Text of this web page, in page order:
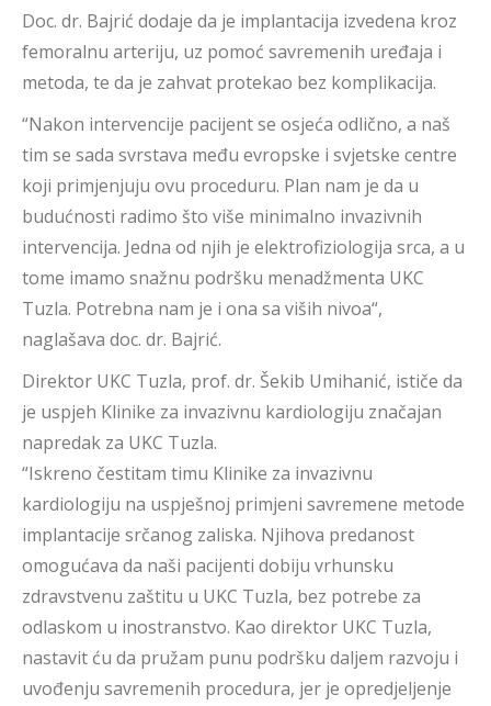
Doc. dr. Bajrić dodaje da je implantacija izvedena kroz
femoralnu arteriju, uz pomoć savremenih uređaja i
metoda, te da je zahvat protekao bez komplikacija.
“Nakon intervencije pacijent se osjeća odlično, a naš
tim se sada svrstava među evropske i svjetske centre
koji primjenjuju ovu proceduru. Plan nam je da u
budućnosti radimo što više minimalno invazivnih
intervencija. Jedna od njih je elektrofiziologija srca, a u
tome imamo snažnu podršku menadžmenta UKC
Tuzla. Potrebna nam je i ona sa viših nivoa“,
naglašava doc. dr. Bajrić.
Direktor UKC Tuzla, prof. dr. Šekib Umihanić, ističe da
je uspjeh Klinike za invazivnu kardiologiju značajan
napredak za UKC Tuzla.
“Iskreno čestitam timu Klinike za invazivnu
kardiologiju na uspješnoj primjeni savremene metode
implantacije srčanog zaliska. Njihova predanost
omogućava da naši pacijenti dobiju vrhunsku
zdravstvenu zaštitu u UKC Tuzla, bez potrebe za
odlaskom u inostranstvo. Kao direktor UKC Tuzla,
nastavit ću da pružam punu podršku daljem razvoju i
uvođenju savremenih procedura, jer je opredjeljenje